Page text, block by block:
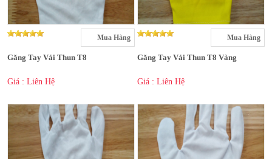
Mua Hàng
Găng Tay Vải Thun T8
Giá : Liên Hệ
Mua Hàng
Găng Tay Vải Thun T8 Vàng
Giá : Liên Hệ